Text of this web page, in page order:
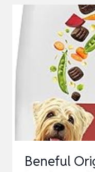
FÜR
AN
Beneful